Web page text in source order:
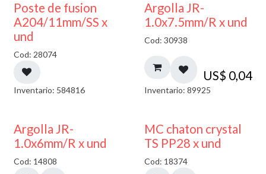
Poste de fusion
A204/11mm/SS x
und
Cod: 28074
Inventario: 584816
Argolla JR-
1.0x7.5mm/R x und
Cod: 30938
US$ 0,04
Inventario: 89925
Argolla JR-
1.0x6mm/R x und
Cod: 14808
MC chaton crystal
TS PP28 x und
Cod: 18374